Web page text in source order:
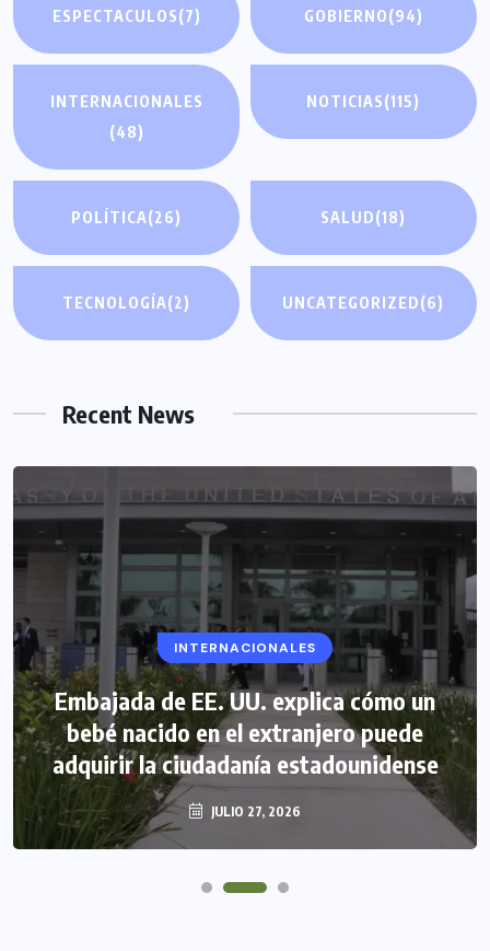
ESPECTACULOS(7) GOBIERNO(94)
INTERNACIONALES
(48)
NOTICIAS(115)
POLÍTICA(26) SALUD(18)
TECNOLOGÍA(2) UNCATEGORIZED(6)
Recent News
INTERNACIONALES
Embajada de EE. UU. explica cómo un
bebé nacido en el extranjero puede
adquirir la ciudadanía estadounidense
JULIO 27, 2026